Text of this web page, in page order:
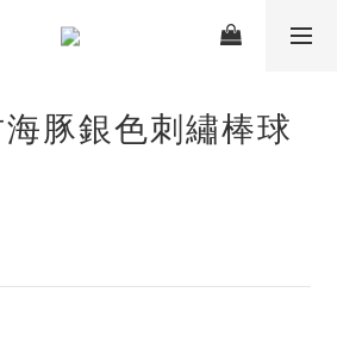
豚銀色刺繡棒球